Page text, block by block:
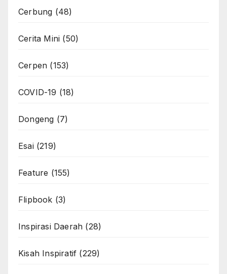
Cerbung (48)
Cerita Mini (50)
Cerpen (153)
COVID-19 (18)
Dongeng (7)
Esai(219)
Feature (155)
Flipbook (3)
Inspirasi Daerah (28)
Kisah Inspiratif (229)